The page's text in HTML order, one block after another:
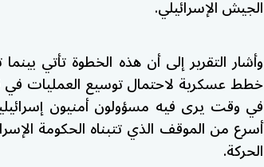
الجيش الإسرائيلي.
وأشار التقرير إلى أن هذه الخطوة تأتي بينما
خطط عسكرية لاحتمال توسيع العمليات
في وقت يرى فيه مسؤولون أمنيون
أسرع من الموقف الذي تتبناه الحكومة
الحركة.